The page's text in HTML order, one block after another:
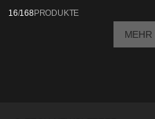
16/168PRODUKTE
MEHR